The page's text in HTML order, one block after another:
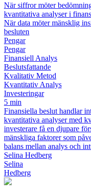
När siffror möter
kvantitativa analyser i
När data möter mänsklig
besluten
Pengar
Pengar
Finansiell Analys
Beslutsfattande
Kvalitativ Metod
Kvantitativ Analys
Investeringar
5 min
Finansiella beslut handlar
kvantitativa analyser med
investerare få en djupare
mänskliga faktorer som
balans mellan analys och
Selina Hedberg
Selina
Hedberg